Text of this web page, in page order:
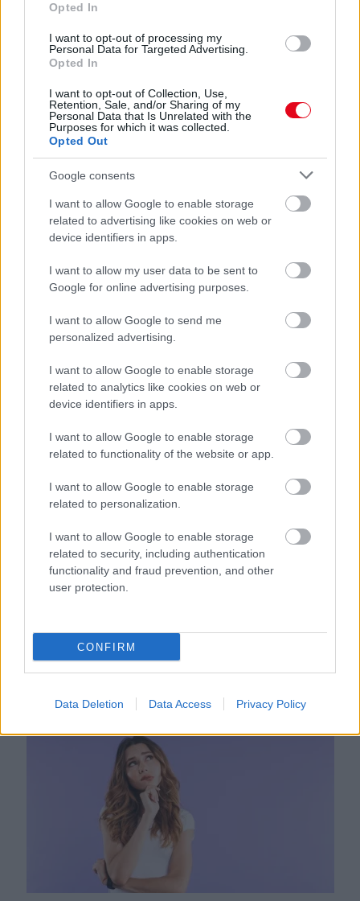
Opted In
I want to opt-out of processing my
Personal Data for Targeted Advertising.
Opted In
I want to opt-out of Collection, Use,
Retention, Sale, and/or Sharing of my
Personal Data that Is Unrelated with the
Purposes for which it was collected.
Opted Out
Google consents
I want to allow Google to enable storage
related to advertising like cookies on web or
device identifiers in apps.
I want to allow my user data to be sent to
Google for online advertising purposes.
I want to allow Google to send me
personalized advertising.
I want to allow Google to enable storage
related to analytics like cookies on web or
device identifiers in apps.
I want to allow Google to enable storage
related to functionality of the website or app.
I want to allow Google to enable storage
related to personalization.
I want to allow Google to enable storage
related to security, including authentication
functionality and fraud prevention, and other
user protection.
CONFIRM
Data Deletion Data Access Privacy Policy
Orvos figyelmeztet: ezt az apró reggeli tünetet ne
söpörd a szőnyeg alá
Ezért párásodik be állandóan az ablak – egyszerűbb a
megoldás, mint gondolnád
csillogó a vízköves csap